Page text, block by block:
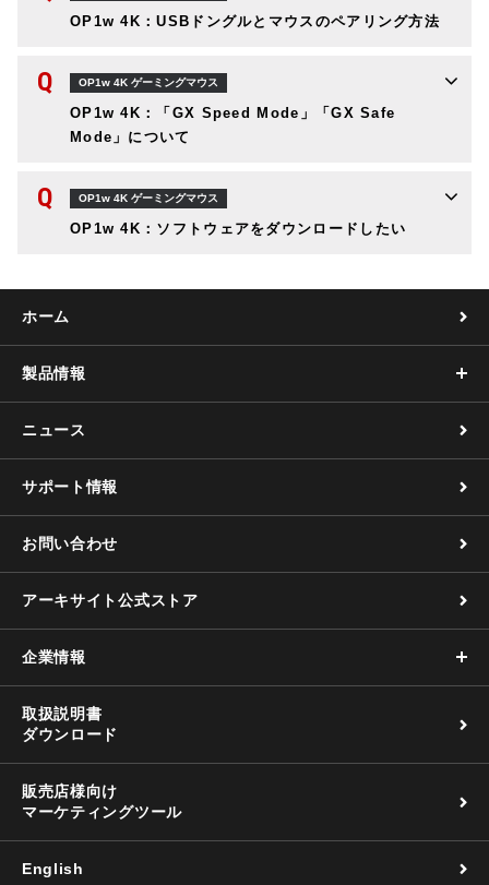
OP1w 4K：USBドングルとマウスのペアリング方法
Q OP1w 4K ゲーミングマウス
OP1w 4K：「GX Speed Mode」「GX Safe
Mode」について
Q OP1w 4K ゲーミングマウス
OP1w 4K：ソフトウェアをダウンロードしたい
ホーム
製品情報
ニュース
サポート情報
お問い合わせ
アーキサイト公式ストア
企業情報
取扱説明書
ダウンロード
販売店様向け
マーケティングツール
English